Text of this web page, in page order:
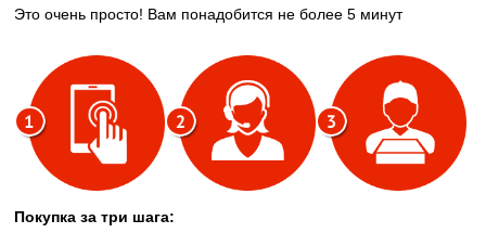
Это очень просто! Вам понадобится не более 5 минут
Покупка за три шага: